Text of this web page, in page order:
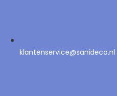
klantenservice@sanideco.nl